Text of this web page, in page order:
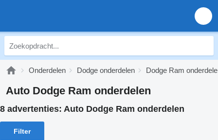
Onderdelen Dodge onderdelen Dodge Ram
Auto Dodge Ram onderdelen
8 advertenties: Auto Dodge Ram onderdelen
Filter